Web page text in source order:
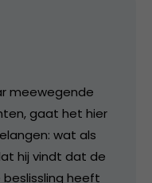
meewegende
gaat het hier
wat als
hij vindt dat de
heeft